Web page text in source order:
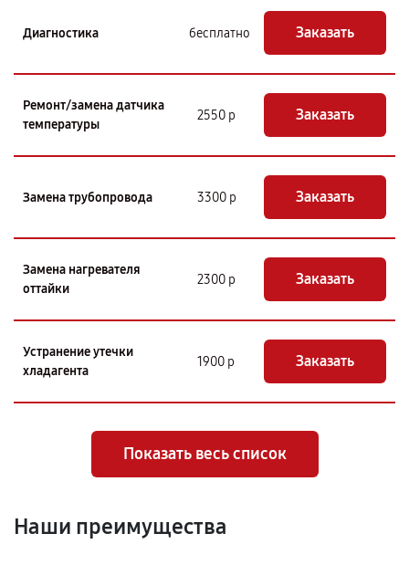
Диагностика бесплатно Заказать
Ремонт/замена датчика
температуры
2550 р Заказать
Замена трубопровода 3300 р Заказать
Замена нагревателя
оттайки
2300 р Заказать
Устранение утечки
хладагента
1900 р Заказать
Показать весь список
Наши преимущества